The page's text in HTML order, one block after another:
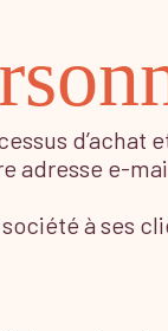
d’achat
adresse e-
à ses